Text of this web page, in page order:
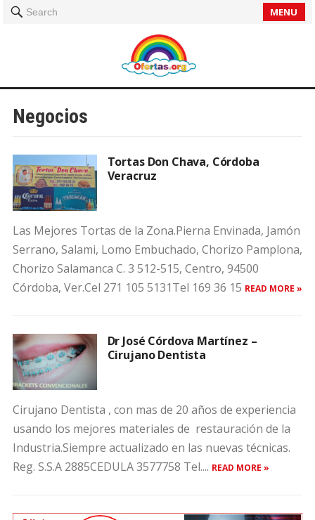
Search MENU
Negocios
Tortas Don Chava, Córdoba
Veracruz
Las Mejores Tortas de la Zona.Pierna Envinada, Jamón
Serrano, Salami, Lomo Embuchado, Chorizo Pamplona,
Chorizo Salamanca C. 3 512-515, Centro, 94500
Córdoba, Ver.Cel 271 105 5131Tel 169 36 15 READ MORE »
Dr José Córdova Martínez –
Cirujano Dentista
Cirujano Dentista , con mas de 20 años de experiencia
usando los mejores materiales de restauración de la
Industria.Siempre actualizado en las nuevas técnicas.
Reg. S.S.A 2885CEDULA 3577758 Tel.... READ MORE »